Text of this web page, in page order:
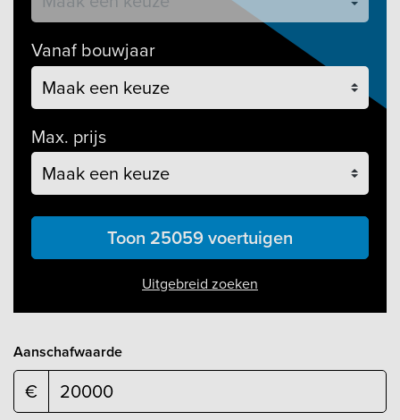
Vanaf bouwjaar
Max. prijs
Toon 25059 voertuigen
Uitgebreid zoeken
Aanschafwaarde
€